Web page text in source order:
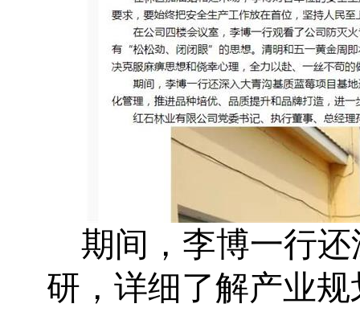
期间，李博一行
研，详细了解产业